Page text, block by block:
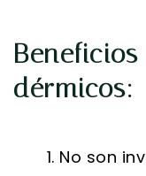
dérmicos:
No son